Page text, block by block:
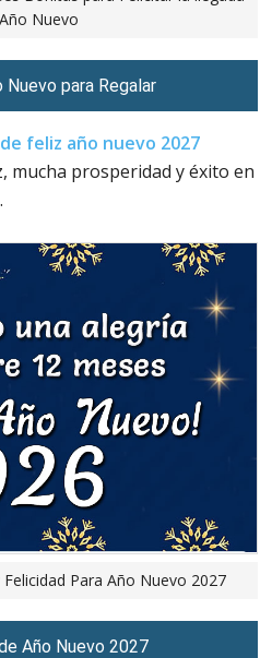
Nuevo
para Regalar
feliz año nuevo 2027
mucha prosperidad y éxito en
Para Año Nuevo 2027
Año Nuevo 2027